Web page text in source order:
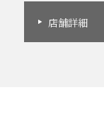
店舗詳細